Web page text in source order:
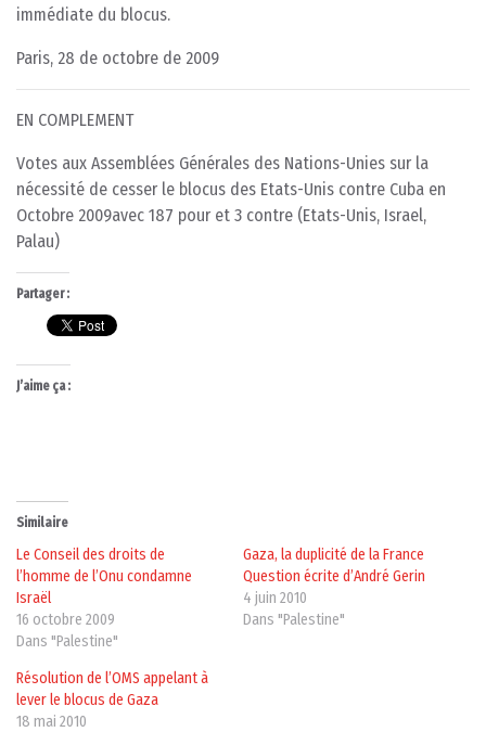
immédiate du blocus.
Paris, 28 de octobre de 2009
EN COMPLEMENT
Votes aux Assemblées Générales des Nations-Unies sur la
nécessité de cesser le blocus des Etats-Unis contre Cuba en
Octobre 2009avec 187 pour et 3 contre (Etats-Unis, Israel,
Palau)
Partager :
J’aime ça :
Similaire
Le Conseil des droits de
l’homme de l’Onu condamne
Israël
16 octobre 2009
Dans "Palestine"
Gaza, la duplicité de la France
Question écrite d’André Gerin
4 juin 2010
Dans "Palestine"
Résolution de l’OMS appelant à
lever le blocus de Gaza
18 mai 2010